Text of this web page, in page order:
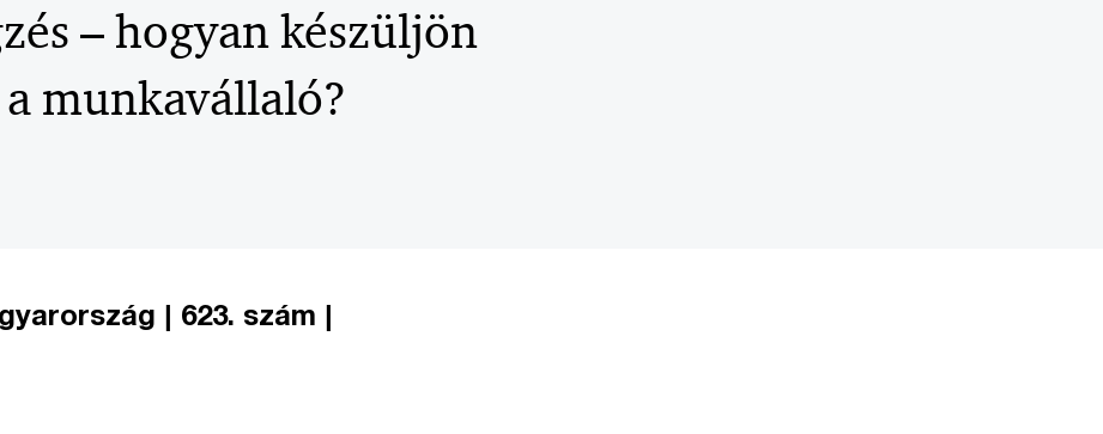
– hogyan készüljön
munkavállaló?
| 623. szám |